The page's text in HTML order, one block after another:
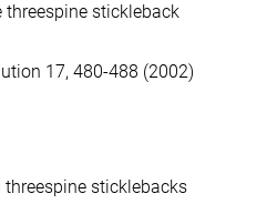
threespine stickleback
17, 480-488 (2002)
sticklebacks